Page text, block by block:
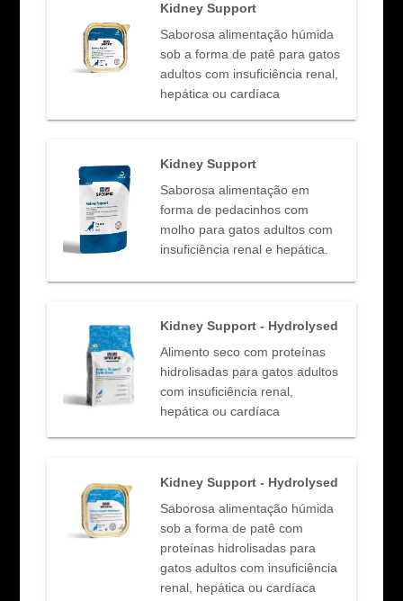
Kidney Support
Saborosa alimentação húmida
sob a forma de patê para gatos
adultos com insuficiência renal,
hepática ou cardíaca
Kidney Support
Saborosa alimentação em
forma de pedacinhos com
molho para gatos adultos com
insuficiência renal e hepática.
Kidney Support - Hydrolysed
Alimento seco com proteínas
hidrolisadas para gatos adultos
com insuficiência renal,
hepática ou cardíaca
Kidney Support - Hydrolysed
Saborosa alimentação húmida
sob a forma de patê com
proteínas hidrolisadas para
gatos adultos com insuficiência
renal, hepática ou cardíaca